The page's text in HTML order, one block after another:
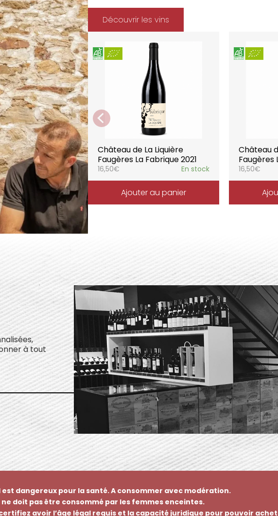
Méditerranée.
Le vignoble du Château de la Liquière est
depuis 2008 et 2012 marque le premier
Les soins apportés y sont conformes :
l’environnement et de la vigne, vendanges
soignées et strictement suivies.
La gamme des vins du Château de la
style de consommation, à chaque moment
parfaitement la pureté de l’expression du
Découvrir les vins
Château de La Liquière
Faugères La Fabrique 2021
16,50€ En stock
Ajouter au panier
Château
Faugères
16,50€
à tout
est dangereux pour la santé. A consommer avec modération.
ne doit pas être consommé par les femmes enceintes.
avoir l’âge légal requis et la capacité juridique pour pouvoir